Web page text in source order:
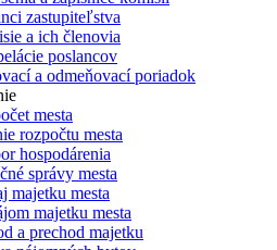
zastupiteľstva
a ich členovia
poslancov
a odmeňovací poriadok
mesta
rozpočtu mesta
hospodárenia
správy mesta
majetku mesta
majetku mesta
a prechod majetku